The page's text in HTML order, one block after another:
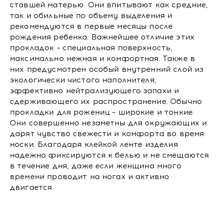
ставшей матерью. Они впитывают как средние,
так и обильные по объему выделения и
рекомендуются в первые месяцы после
рождения ребенка. Важнейшее отличие этих
прокладок – специальная поверхность,
максимально нежная и комфортная. Также в
них предусмотрен особый внутренний слой из
экологически чистого наполнителя,
эффективно нейтрализующего запахи и
сдерживающего их распространение. Обычно
прокладки для рожениц – широкие и тонкие.
Они совершенно незаметны для окружающих и
дарят чувство свежести и комфорта во время
носки. Благодаря клейкой ленте изделия
надежно фиксируются к белью и не смещаются
в течение дня, даже если женщина много
времени проводит на ногах и активно
двигается.